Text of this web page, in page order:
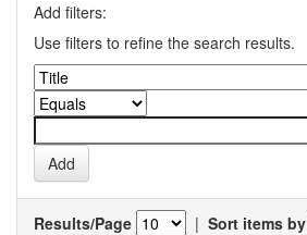
Add filters:
Use filters to refine the search results.
Results/Page | Sort items by